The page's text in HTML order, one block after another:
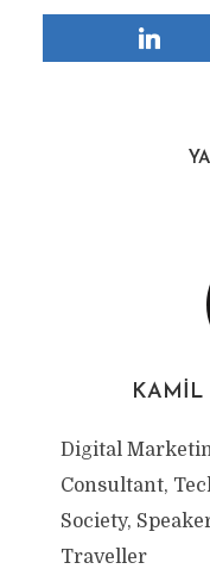
KAMIL
Digital
Consultant,
Society,
Traveller